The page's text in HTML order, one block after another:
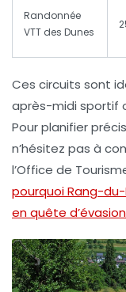
Randonnée
VTT des Dunes
Ces circuits sont
après-midi sportif
Pour planifier
n’hésitez pas à
l’Office de
pourquoi Rang-
en quête d’évasion